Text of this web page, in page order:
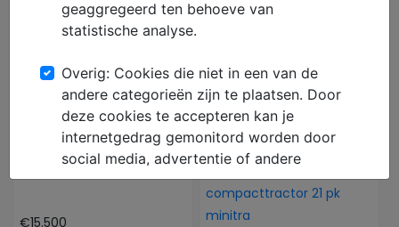
€15.500
compacttractor 21 pk
minitra